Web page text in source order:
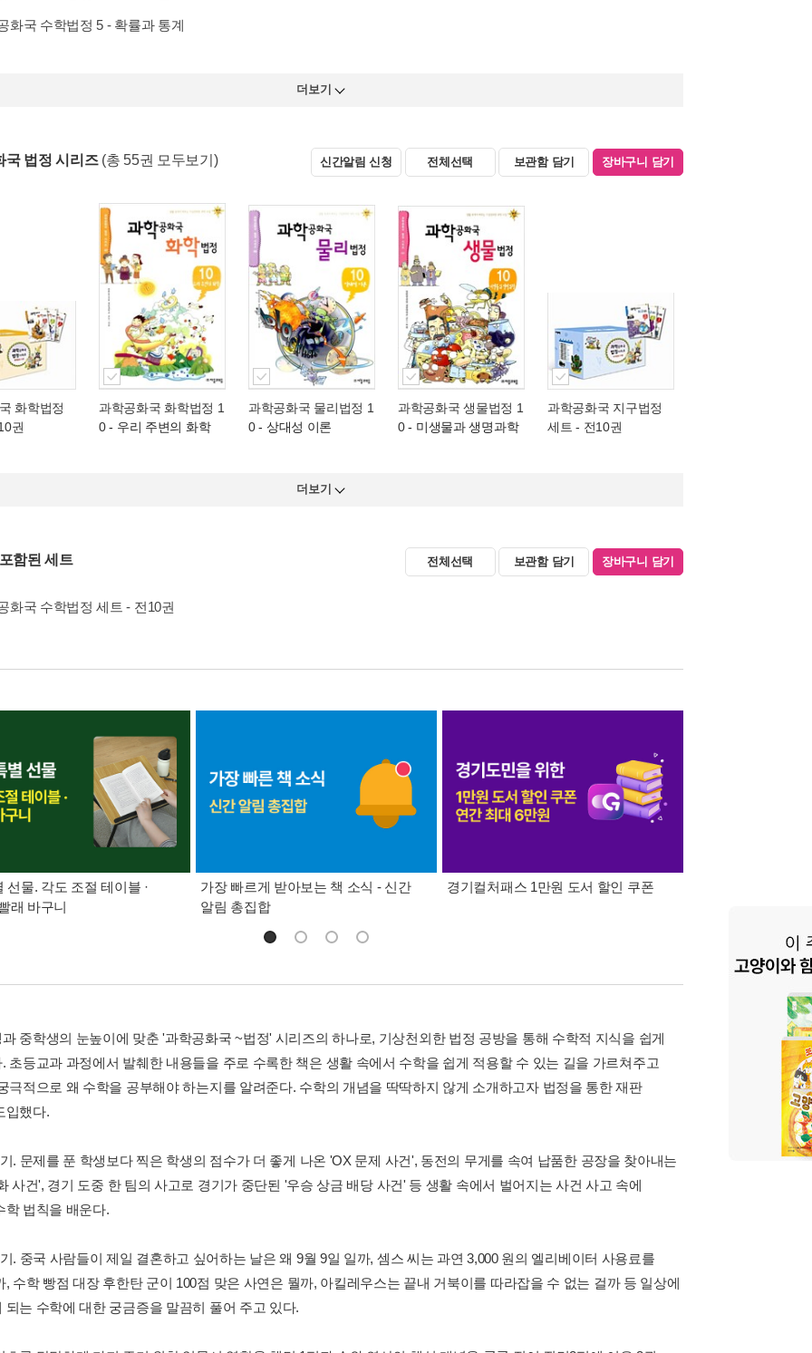
화국 수학법정 5 - 확률과 통계
더보기
국 법정 시리즈 (총 55권 모두보기) 신간알림 신청 전체선택 보관함 담기 장바구니 담기
화학법정
권
과학공화국 화학법정 1
0- 우리 주변의 화학
과학공화국 물리법정 1
0- 상대성 이론
과학공화국 생물법정 1
0- 미생물과 생명과학
과학공화국 지구법정
세트 - 전10권
더보기
함된 세트 전체선택 보관함 담기 장바구니 담기
화국 수학법정 세트 - 전10권
선물. 각도 조절 테이블 ·
래 바구니
가장 빠르게 받아보는 책 소식 - 신간
알림 총집합
경기컬처패스 1만원 도서 할인 쿠폰
중학생의 눈높이에 맞춘 '과학공화국 ~법정' 시리즈의 하나로, 기상천외한 법정 공방을 통해 수학적 지식을 쉽게
초등교과 과정에서 발췌한 내용들을 주로 수록한 책은 생활 속에서 수학을 쉽게 적용할 수 있는 길을 가르쳐주고
극적으로 왜 수학을 공부해야 하는지를 알려준다. 수학의 개념을 딱딱하지 않게 소개하고자 법정을 통한 재판
입했다.
. 문제를 푼 학생보다 찍은 학생의 점수가 더 좋게 나온 'OX 문제 사건', 동전의 무게를 속여 납품한 공장을 찾아내는
사건', 경기 도중 한 팀의 사고로 경기가 중단된 '우승 상금 배당 사건' 등 생활 속에서 벌어지는 사건 사고 속에
학 법칙을 배운다.
. 중국 사람들이 제일 결혼하고 싶어하는 날은 왜 9월 9일 일까, 셈스 씨는 과연 3,000 원의 엘리베이터 사용료를
, 수학 빵점 대장 후한탄 군이 100점 맞은 사연은 뭘까, 아킬레우스는 끝내 거북이를 따라잡을 수 없는 걸까 등 일상에
되는 수학에 대한 궁금증을 말끔히 풀어 주고 있다.